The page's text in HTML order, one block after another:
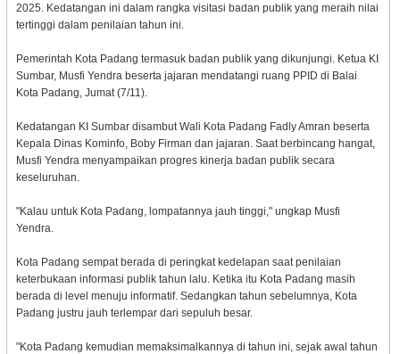
2025. Kedatangan ini dalam rangka visitasi badan publik yang meraih nilai
tertinggi dalam penilaian tahun ini.
Pemerintah Kota Padang termasuk badan publik yang dikunjungi. Ketua KI
Sumbar, Musfi Yendra beserta jajaran mendatangi ruang PPID di Balai
Kota Padang, Jumat (7/11).
Kedatangan KI Sumbar disambut Wali Kota Padang Fadly Amran beserta
Kepala Dinas Kominfo, Boby Firman dan jajaran. Saat berbincang hangat,
Musfi Yendra menyampaikan progres kinerja badan publik secara
keseluruhan.
"Kalau untuk Kota Padang, lompatannya jauh tinggi," ungkap Musfi
Yendra.
Kota Padang sempat berada di peringkat kedelapan saat penilaian
keterbukaan informasi publik tahun lalu. Ketika itu Kota Padang masih
berada di level menuju informatif. Sedangkan tahun sebelumnya, Kota
Padang justru jauh terlempar dari sepuluh besar.
"Kota Padang kemudian memaksimalkannya di tahun ini, sejak awal tahun